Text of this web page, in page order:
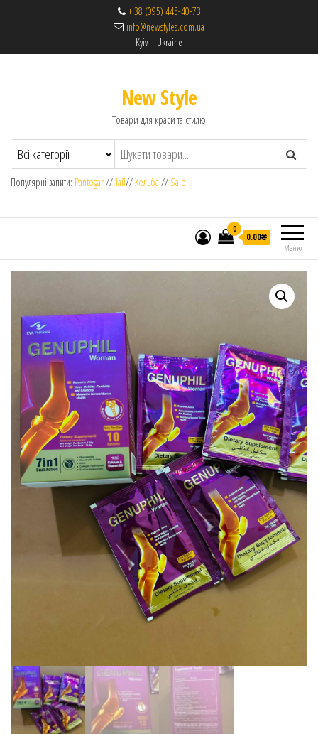
+ 38 (095) 445-40-73
info@newstyles.com.ua
Kyiv – Ukraine
New Style
Товари для краси та стилю
Популярні запити: Pantogar//Чай//Хельба // Sale
Меню
0
0.00₴